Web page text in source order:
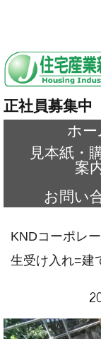
正社員募集中
ホー
見本紙・
案
お問い
KNDコーポレ
生受け入れ=建